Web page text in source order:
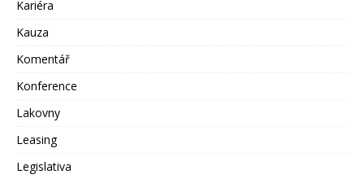
Kariéra
Kauza
Komentář
Konference
Lakovny
Leasing
Legislativa